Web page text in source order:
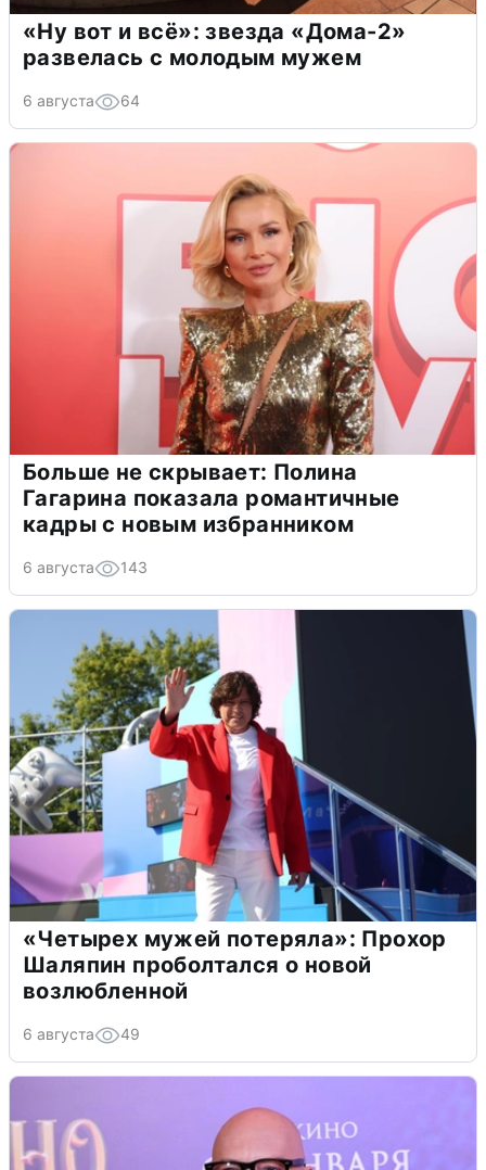
«Ну вот и всё»: звезда «Дома-2»
развелась с молодым мужем
6 августа 64
Больше не скрывает: Полина
Гагарина показала романтичные
кадры с новым избранником
6 августа 143
«Четырех мужей потеряла»: Прохор
Шаляпин проболтался о новой
возлюбленной
6 августа 49